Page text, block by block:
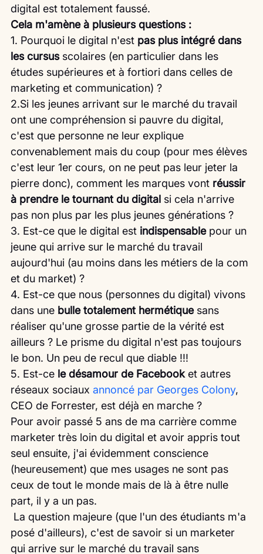
digital est totalement faussé.
Cela m'amène à plusieurs questions :
1. Pourquoi le digital n'est pas plus intégré dans
les cursus scolaires (en particulier dans les
études supérieures et à fortiori dans celles de
marketing et communication) ?
2.Si les jeunes arrivant sur le marché du travail
ont une compréhension si pauvre du digital,
c'est que personne ne leur explique
convenablement mais du coup (pour mes élèves
c'est leur 1er cours, on ne peut pas leur jeter la
pierre donc), comment les marques vont réussir
à prendre le tournant du digital si cela n'arrive
pas non plus par les plus jeunes générations ?
3. Est-ce que le digital est indispensable pour un
jeune qui arrive sur le marché du travail
aujourd'hui (au moins dans les métiers de la com
et du market) ?
4. Est-ce que nous (personnes du digital) vivons
dans une bulle totalement hermétique sans
réaliser qu'une grosse partie de la vérité est
ailleurs ? Le prisme du digital n'est pas toujours
le bon. Un peu de recul que diable !!!
5. Est-ce le désamour de Facebook et autres
réseaux sociaux annoncé par Georges Colony,
CEO de Forrester, est déjà en marche ?
Pour avoir passé 5 ans de ma carrière comme
marketer très loin du digital et avoir appris tout
seul ensuite, j'ai évidemment conscience
(heureusement) que mes usages ne sont pas
ceux de tout le monde mais de là à être nulle
part, il y a un pas.
La question majeure (que l'un des étudiants m'a
posé d'ailleurs), c'est de savoir si un marketer
qui arrive sur le marché du travail sans